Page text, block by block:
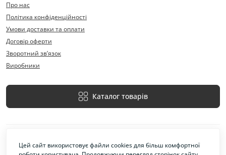
Про нас
Політика конфіденційності
Умови доставки та оплати
Договір оферти
Зворотний зв’язок
Виробники
Каталог товарів
Цей сайт використовує файли cookies для більш комфортної